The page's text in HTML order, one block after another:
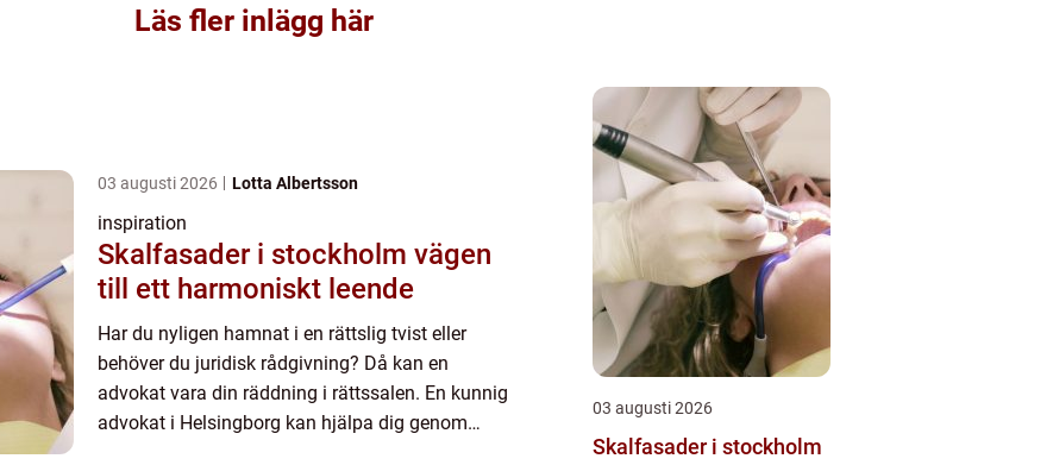
Läs fler inlägg här
03 augusti 2026 Lotta Albertsson
inspiration
Skalfasader i stockholm vägen
till ett harmoniskt leende
Har du nyligen hamnat i en rättslig tvist eller
behöver du juridisk rådgivning? Då kan en
advokat vara din räddning i rättssalen. En kunnig
advokat i Helsingborg kan hjälpa dig genom
03 augusti 2026
Skalfasader i stockholm